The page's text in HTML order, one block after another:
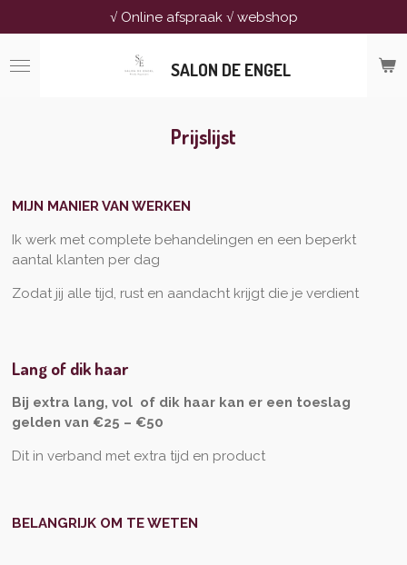
direct
naar
SALON DE ENGEL
√ Online afspraak √ webshop
Prijslijst
MIJN MANIER VAN WERKEN
Ik werk met complete behandelingen en een beperkt
aantal klanten per dag
Zodat jij alle tijd, rust en aandacht krijgt die je verdient
Lang of dik haar
Bij extra lang, vol of dik haar kan er een toeslag
gelden van €25 – €50
Dit in verband met extra tijd en product
BELANGRIJK OM TE WETEN